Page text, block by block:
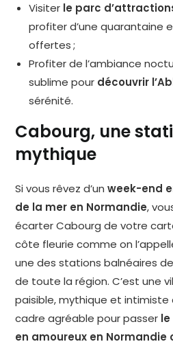
Visiter le parc
profiter d’une quarantaine
offertes ;
Profiter de l’ambiance
sublime pour découvrir
sérénité.
Cabourg, une
mythique
Si vous rêvez d’unweek-end
de la mer en Normandie,
écarter Cabourg de votre
côte fleurie comme on
une des stations balnéaires
de toute la région. C’est une
paisible, mythique et intimiste
cadre agréable pour passer
en amoureux en